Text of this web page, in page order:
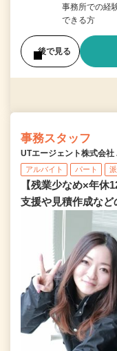
事務所での経
できる方
後で見る
事務スタッフ
UTエージェント株式会社
アルバイト パート
【残業少なめ×年休
支援や見積作成など